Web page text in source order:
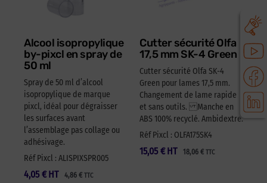
Alcool isopropylique
by-pixcl en spray de
50 ml
Spray de 50 ml d’alcool
isopropylique de marque
pixcl, idéal pour dégraisser
les surfaces avant
l’assemblage pas collage ou
adhésivage.
Réf Pixcl : ALISPIXSPR005
4,05 € 4,86 € TTC
HT
Cutter sécurité Olfa
17,5 mm SK-4 Green
Cutter sécurité Olfa SK-4
Green pour lames 17,5 mm.
Changement de lame rapide
et sans outils. Manche en
ABS 100% recyclé. Ambidextre.
Réf Pixcl : OLFA175SK4
15,05 € 18,06 € TTC
HT